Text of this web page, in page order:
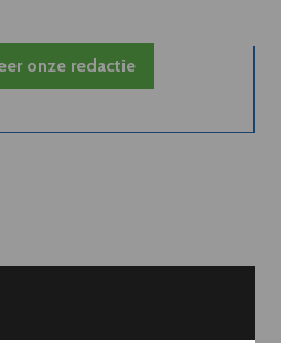
onze redactie